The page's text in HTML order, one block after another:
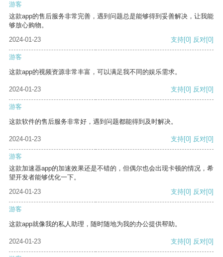
游客
这款app的售后服务非常完善，遇到问题总是能够得到妥善解决，让我能
够放心购物。
2024-01-23
支持[0] 反对[0]
游客
这款app的视频资源非常丰富，可以满足我不同的娱乐需求。
2024-01-23 支持[0] 反对[0]
游客
这款软件的售后服务非常好，遇到问题都能得到及时解决。
2024-01-23 支持[0] 反对[0]
游客
这款加速器app的加速效果还是不错的，但偶尔也会出现卡顿的情况，希
望开发者能够优化一下。
2024-01-23
支持[0] 反对[0]
游客
这款app就像我的私人助理，随时随地为我的办公提供帮助。
2024-01-23 支持[0] 反对[0]